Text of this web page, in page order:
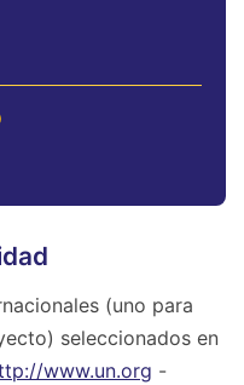
(uno para
seleccionados en
www.un.org -